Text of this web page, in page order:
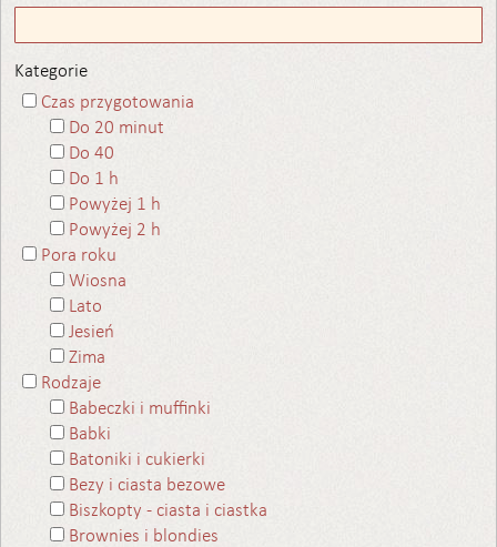
Kategorie
Czas przygotowania
Do 20 minut
Do 40
Do 1 h
Powyżej 1 h
Powyżej 2 h
Pora roku
Wiosna
Lato
Jesień
Zima
Rodzaje
Babeczki i muffinki
Babki
Batoniki i cukierki
Bezy i ciasta bezowe
Biszkopty - ciasta i ciastka
Brownies i blondies